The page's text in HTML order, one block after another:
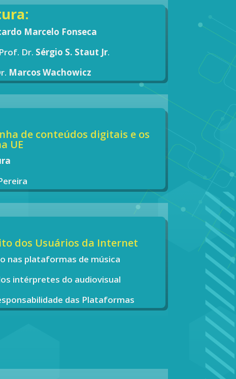
Marcelo Fonseca
Dr. Sérgio S. Staut Jr.
Marcos Wachowicz
de conteúdos digitais e os
UE
dos Usuários da Internet
nas plataformas de música
intérpretes do audiovisual
das Plataformas